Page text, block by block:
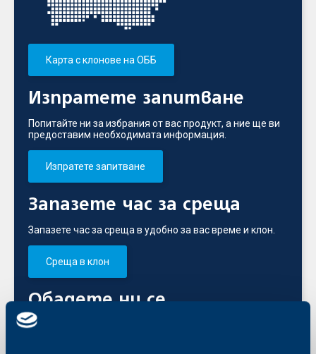
Карта с клонове на ОББ
Изпратете запитване
Попитайте ни за избрания от вас продукт, а ние ще ви
предоставим необходимата информация.
Изпратете запитване
Запазете час за среща
Запазете час за среща в удобно за вас време и клон.
Среща в клон
Обадете ни се